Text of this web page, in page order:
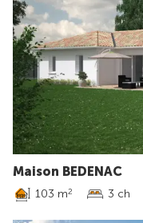
Maison BEDENAC
103 m2 3 ch